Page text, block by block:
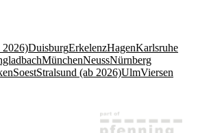
2026)DuisburgErkelenzHagenKarlsruhe
MünchenNeussNürnberg
SoestStralsund (ab 2026)UlmViersen